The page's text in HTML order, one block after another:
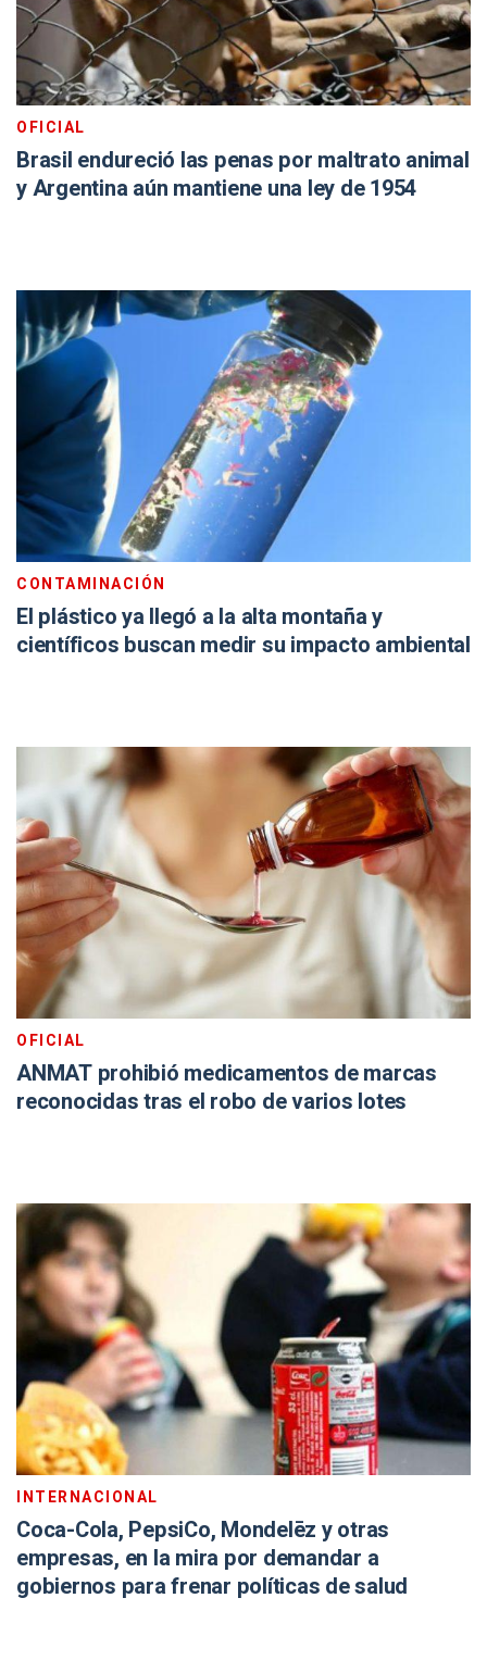
OFICIAL
Brasil endureció las penas por maltrato animal
y Argentina aún mantiene una ley de 1954
CONTAMINACIÓN
El plástico ya llegó a la alta montaña y
científicos buscan medir su impacto ambiental
OFICIAL
ANMAT prohibió medicamentos de marcas
reconocidas tras el robo de varios lotes
INTERNACIONAL
Coca-Cola, PepsiCo, Mondelēz y otras
empresas, en la mira por demandar a
gobiernos para frenar políticas de salud